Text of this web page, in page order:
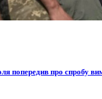
попередив про спробу